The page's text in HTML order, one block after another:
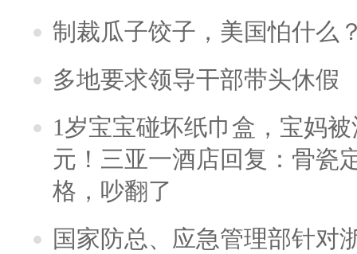
制裁瓜子饺子，美国怕什么
多地要求领导干部带头休假
1岁宝宝碰坏纸巾盒，宝妈
元！三亚一酒店回复：骨瓷
格，吵翻了
国家防总、应急管理部针对